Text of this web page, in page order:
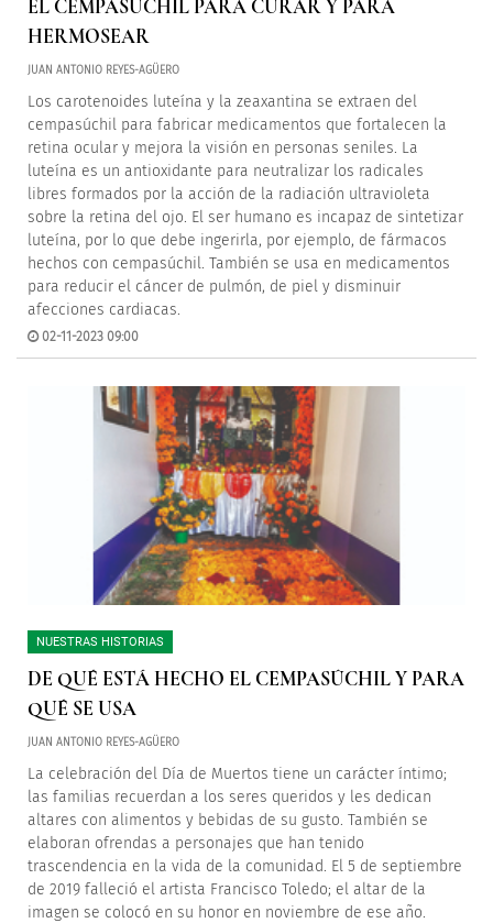
EL CEMPASÚCHIL PARA CURAR Y PARA
HERMOSEAR
JUAN ANTONIO REYES-AGÜERO
Los carotenoides luteína y la zeaxantina se extraen del
cempasúchil para fabricar medicamentos que fortalecen la
retina ocular y mejora la visión en personas seniles. La
luteína es un antioxidante para neutralizar los radicales
libres formados por la acción de la radiación ultravioleta
sobre la retina del ojo. El ser humano es incapaz de sintetizar
luteína, por lo que debe ingerirla, por ejemplo, de fármacos
hechos con cempasúchil. También se usa en medicamentos
para reducir el cáncer de pulmón, de piel y disminuir
afecciones cardiacas.
02-11-2023 09:00
NUESTRAS HISTORIAS
DE QUÉ ESTÁ HECHO EL CEMPASÚCHIL Y PARA
QUÉ SE USA
JUAN ANTONIO REYES-AGÜERO
La celebración del Día de Muertos tiene un carácter íntimo;
las familias recuerdan a los seres queridos y les dedican
altares con alimentos y bebidas de su gusto. También se
elaboran ofrendas a personajes que han tenido
trascendencia en la vida de la comunidad. El 5 de septiembre
de 2019 falleció el artista Francisco Toledo; el altar de la
imagen se colocó en su honor en noviembre de ese año.